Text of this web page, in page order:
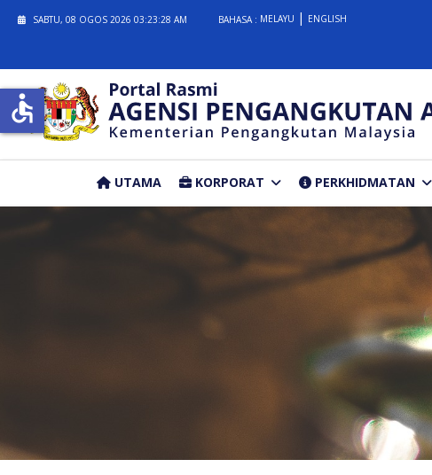
SABTU, 08 OGOS 2026 03:23:29 AM BAHASA : MELAYU ENGLISH
UTAMA KORPORAT PERKHIDMATAN
accessible